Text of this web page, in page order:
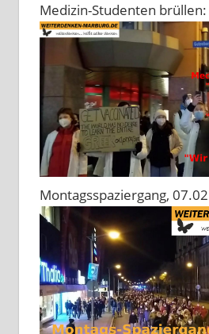
Medizin-Studenten
Montagsspaziergang,